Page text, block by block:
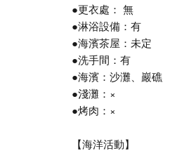
●更衣處： 無
●淋浴設備：有
●海濱茶屋：未定
●洗手間：有
●海濱：沙灘、巖礁
●淺灘：×
●烤肉：×
【海洋活動】